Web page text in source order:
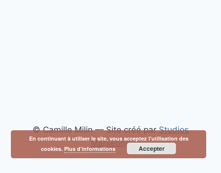
© Camille Milin — Site créé parStudios
Marketing
En continuant à utiliser le site, vous acceptez l’utilisation des
cookies.Plus d’informations Accepter